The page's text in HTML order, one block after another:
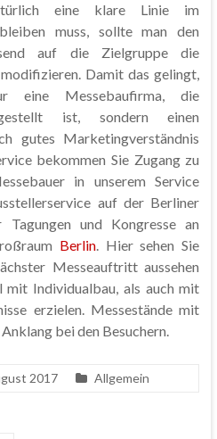
eine klare Linie im
muss, sollte man den
auf die Zielgruppe die
Damit das gelingt,
eine Messebaufirma, die
ist, sondern einen
gutes Marketingverständnis
bekommen Sie Zugang zu
in unserem Service
auf der Berliner
und Kongresse an
Berlin. Hier sehen Sie
Messeauftritt aussehen
mit Individualbau, als auch mit
erzielen. Messestände mit
bei den Besuchern.
2017 Allgemein